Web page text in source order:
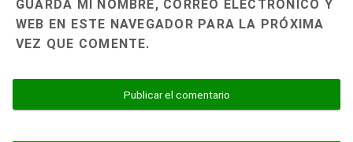
GUARDA MI NOMBRE, CORREO ELECTRÓNICO Y
WEB EN ESTE NAVEGADOR PARA LA PRÓXIMA
VEZ QUE COMENTE.